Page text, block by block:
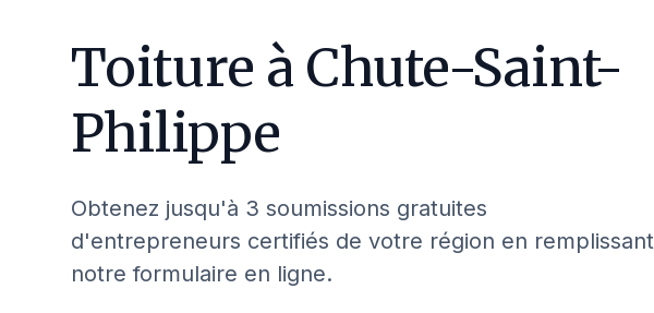
Toiture à Chute-Saint-
Philippe
Obtenez jusqu'à 3 soumissions gratuites
d'entrepreneurs certifiés de votre région en remplissant
notre formulaire en ligne.